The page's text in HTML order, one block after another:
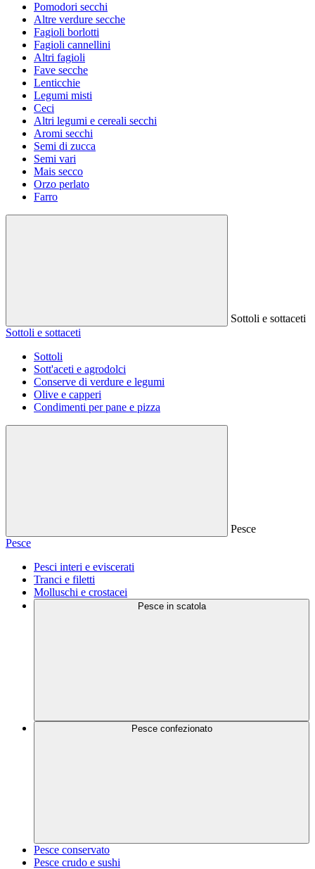
Pomodori secchi
Altre verdure secche
Fagioli borlotti
Fagioli cannellini
Altri fagioli
Fave secche
Lenticchie
Legumi misti
Ceci
Altri legumi e cereali secchi
Aromi secchi
Semi di zucca
Semi vari
Mais secco
Orzo perlato
Farro
Sottoli e sottaceti
Sottoli e sottaceti
Sottoli
Sott'aceti e agrodolci
Conserve di verdure e legumi
Olive e capperi
Condimenti per pane e pizza
Pesce
Pesce
Pesci interi e eviscerati
Tranci e filetti
Molluschi e crostacei
Pesce in scatola
Pesce confezionato
Pesce conservato
Pesce crudo e sushi